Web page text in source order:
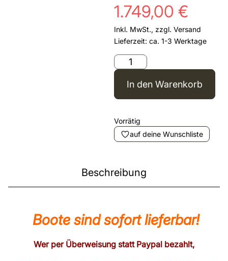
1.749,00 €
Inkl. MwSt., zzgl. Versand
Lieferzeit: ca. 1-3 Werktage
In den Warenkorb
Vorrätig
auf deine Wunschliste
Beschreibung
Boote sind sofort lieferbar!
Wer per Überweisung statt Paypal bezahlt,